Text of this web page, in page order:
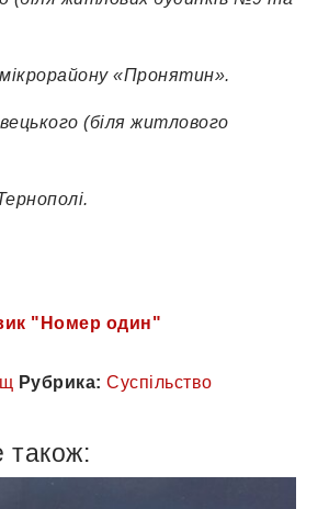
«Пронятин».
(біля житлового
"Номер один"
Рубрика: Суспільство
також: